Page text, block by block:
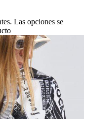
Las opciones se